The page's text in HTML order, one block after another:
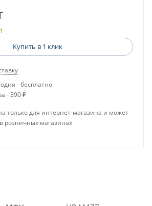
Купить в 1 клик
- бесплатно
- 390 ₽
только для интернет-магазина и может
розничных магазинах